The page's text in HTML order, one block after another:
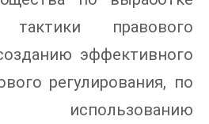
правового
эффективного
регулирования, по
использованию